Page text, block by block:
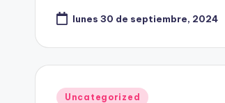
lunes 30 de septiembre, 2024
Publicado
Uncategorized